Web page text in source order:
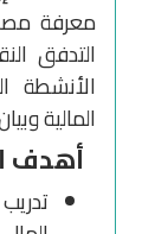
معرفة
التدفق
الأنشطة
المالية
أهدف